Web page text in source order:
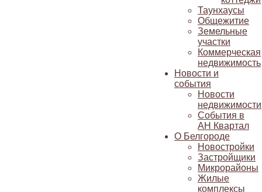
Таунхаусы
Общежитие
Земельные
участки
Коммерческая
недвижимость
Новости и
события
Новости
недвижимости
События в
АН Квартал
О Белгороде
Новостройки
Застройщики
Микрорайоны
Жилые
комплексы